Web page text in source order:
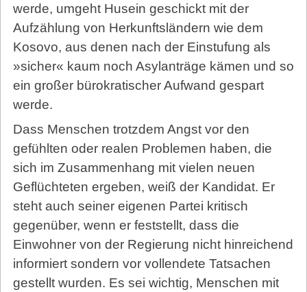
werde, umgeht Husein geschickt mit der
Aufzählung von Herkunftsländern wie dem
Kosovo, aus denen nach der Einstufung als
»sicher« kaum noch Asylanträge kämen und so
ein großer bürokratischer Aufwand gespart
werde.
Dass Menschen trotzdem Angst vor den
gefühlten oder realen Problemen haben, die
sich im Zusammenhang mit vielen neuen
Geflüchteten ergeben, weiß der Kandidat. Er
steht auch seiner eigenen Partei kritisch
gegenüber, wenn er feststellt, dass die
Einwohner von der Regierung nicht hinreichend
informiert sondern vor vollendete Tatsachen
gestellt wurden. Es sei wichtig, Menschen mit